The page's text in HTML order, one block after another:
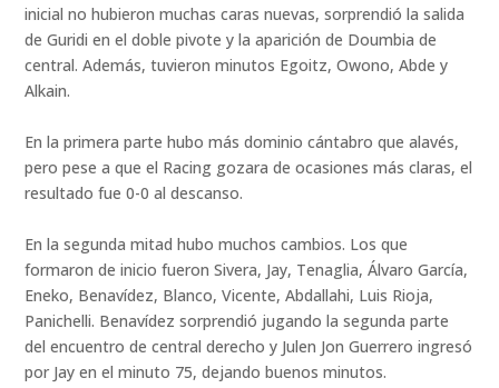
inicial no hubieron muchas caras nuevas, sorprendió la salida
de Guridi en el doble pivote y la aparición de Doumbia de
central. Además, tuvieron minutos Egoitz, Owono, Abde y
Alkain.
En la primera parte hubo más dominio cántabro que alavés,
pero pese a que el Racing gozara de ocasiones más claras, el
resultado fue 0-0 al descanso.
En la segunda mitad hubo muchos cambios. Los que
formaron de inicio fueron Sivera, Jay, Tenaglia, Álvaro García,
Eneko, Benavídez, Blanco, Vicente, Abdallahi, Luis Rioja,
Panichelli. Benavídez sorprendió jugando la segunda parte
del encuentro de central derecho y Julen Jon Guerrero ingresó
por Jay en el minuto 75, dejando buenos minutos.